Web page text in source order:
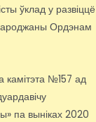
ўклад у развіццё
Ордэнам
камітэта №157 ад
па выніках 2020